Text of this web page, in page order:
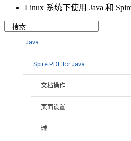
Linux 系统下使用 Java 和
Java
Spire.PDF for Java
文档操作
页面设置
域